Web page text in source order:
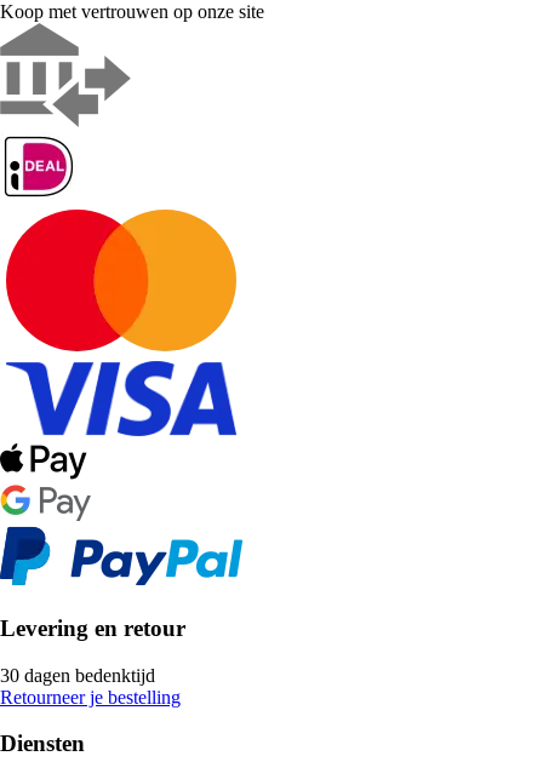
Koop met vertrouwen op onze site
Levering en retour
30 dagen bedenktijd
Retourneer je bestelling
Diensten